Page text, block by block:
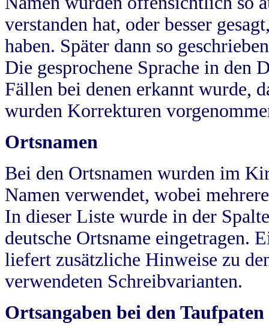
verstanden hat, oder besser
haben. Später dann so
Die gesprochene Sprache in
Fällen bei denen erkannt wurde,
wurden Korrekturen
Ortsnamen
Bei den Ortsnamen wurden im
Namen verwendet, wobei
In dieser Liste wurde in der
deutsche Ortsname eingetragen.
liefert zusätzliche Hinweise zu
verwendeten Schreibvarianten.
Ortsangaben bei den Taufpaten